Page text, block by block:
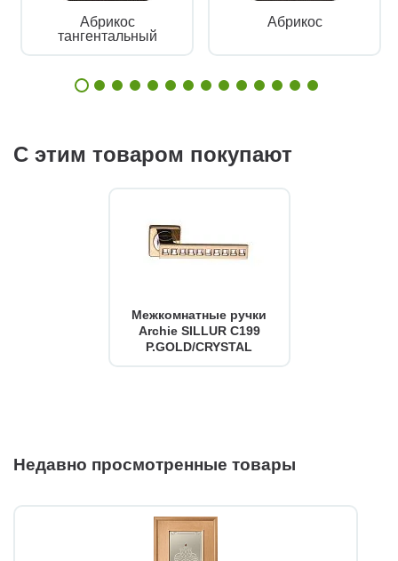
Абрикос
тангентальный
Абрикос
С этим товаром покупают
Межкомнатные ручки
Archie SILLUR C199
P.GOLD/CRYSTAL
Недавно просмотренные товары